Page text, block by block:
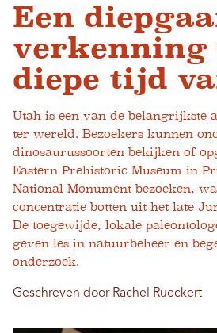
Een
verkenning
diepe tijd
Utah is een van de belangrijkste
ter wereld. Bezoekers kunnen
dinosaurussoorten bekijken of
Eastern Prehistoric Museum in
National Monument bezoeken,
concentratie botten uit het late
De toegewijde, lokale
geven les in natuurbeheer en
onderzoek.
Geschreven door Rachel Rueckert